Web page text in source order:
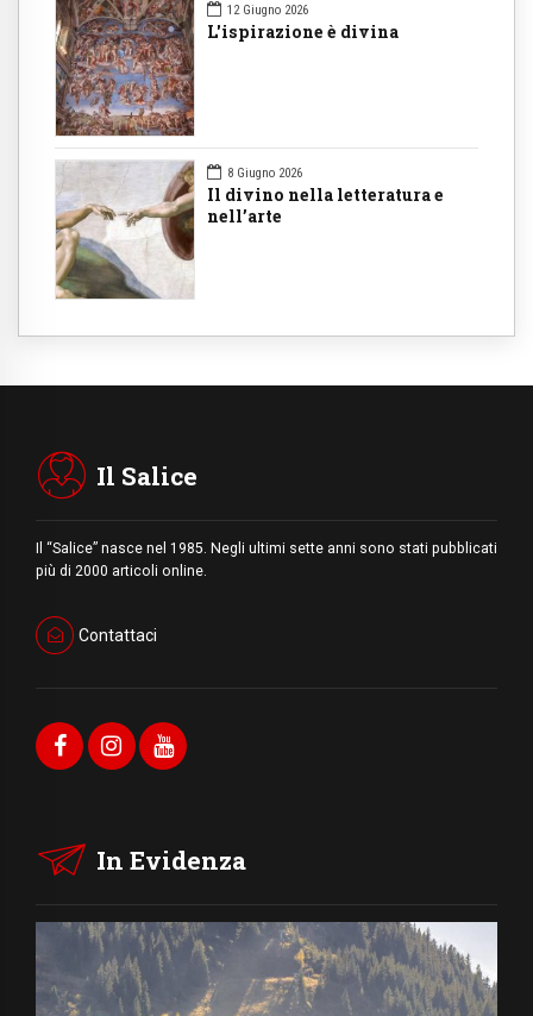
12 Giugno 2026
L'ispirazione è divina
8 Giugno 2026
Il divino nella letteratura e
nell’arte
Il Salice
Il “Salice” nasce nel 1985. Negli ultimi sette anni sono stati pubblicati
più di 2000 articoli online.
Contattaci
In Evidenza